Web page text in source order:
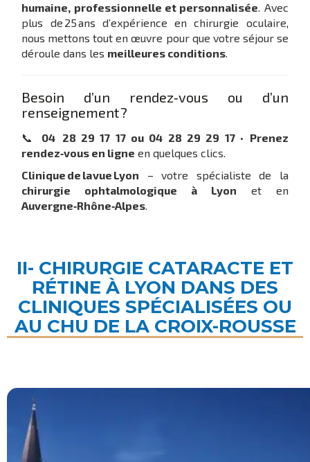
humaine, professionnelle et personnalisée. Avec
plus de 25 ans d’expérience en chirurgie oculaire,
nous mettons tout en œuvre pour que votre séjour se
déroule dans les meilleures conditions.
Besoin d’un rendez‑vous ou d’un
renseignement ?
📞 04 28 29 17 17 ou 04 28 29 29 17 • Prenez
rendez‑vous en ligne en quelques clics.
Clinique de la vue Lyon – votre spécialiste de la
chirurgie ophtalmologique à Lyon et en
Auvergne‑Rhône‑Alpes.
II- CHIRURGIE CATARACTE ET
RÉTINE À LYON DANS DES
CLINIQUES SPÉCIALISÉES OU
AU CHU DE LA CROIX-ROUSSE